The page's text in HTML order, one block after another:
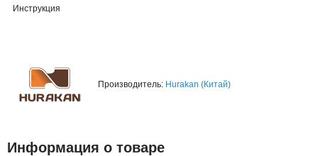
Инструкция
Производитель: Hurakan (Китай)
Информация о товаре